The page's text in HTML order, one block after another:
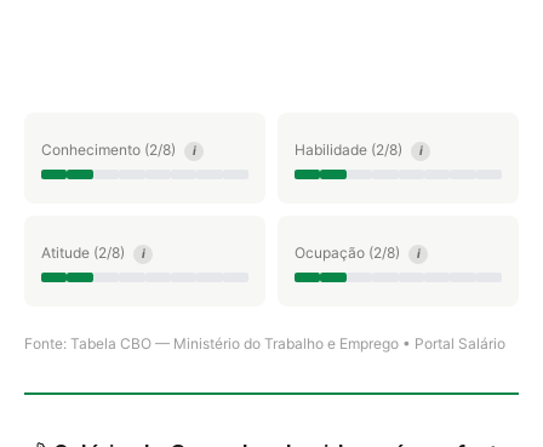
Conhecimento (2/8) i Habilidade (2/8) i
Atitude (2/8) i Ocupação (2/8) i
Fonte: Tabela CBO — Ministério do Trabalho e Emprego • Portal Salário